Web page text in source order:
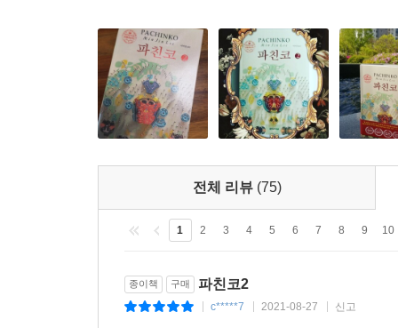
전체 리뷰 (75)
1 2 3 4 5 6 7 8 9 10
종이책 구매 파친코2
c*****7 2021-08-27 신고